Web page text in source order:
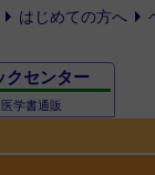
はじめての方へ
クセンター
医学書通販